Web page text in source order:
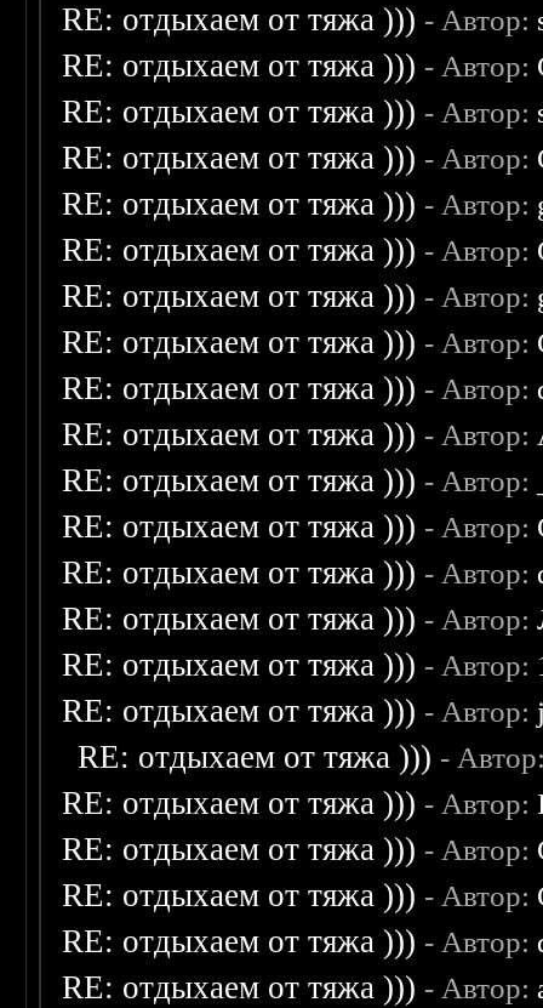
RE: отдыхаем от тяжа ))) - Автор:
RE: отдыхаем от тяжа ))) - Автор:
RE: отдыхаем от тяжа ))) - Автор:
RE: отдыхаем от тяжа ))) - Автор:
RE: отдыхаем от тяжа ))) - Автор:
RE: отдыхаем от тяжа ))) - Автор:
RE: отдыхаем от тяжа ))) - Автор:
RE: отдыхаем от тяжа ))) - Автор:
RE: отдыхаем от тяжа ))) - Автор:
RE: отдыхаем от тяжа ))) - Автор:
RE: отдыхаем от тяжа ))) - Автор:
RE: отдыхаем от тяжа ))) - Автор:
RE: отдыхаем от тяжа ))) - Автор:
RE: отдыхаем от тяжа ))) - Автор:
RE: отдыхаем от тяжа ))) - Автор:
RE: отдыхаем от тяжа ))) - Автор:
RE: отдыхаем от тяжа ))) -
RE: отдыхаем от тяжа ))) - Автор:
RE: отдыхаем от тяжа ))) - Автор:
RE: отдыхаем от тяжа ))) - Автор:
RE: отдыхаем от тяжа ))) - Автор:
RE: отдыхаем от тяжа ))) - Автор: